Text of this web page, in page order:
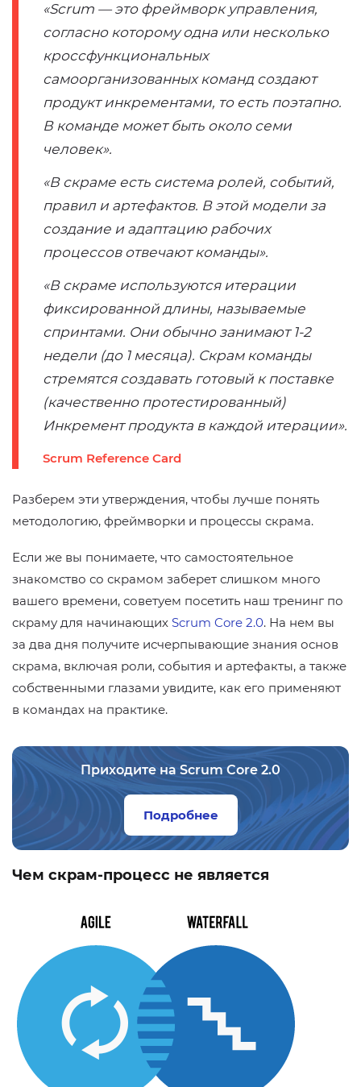
«Scrum — это фреймворк управления,
согласно которому одна или несколько
кроссфункциональных
самоорганизованных команд создают
продукт инкрементами, то есть поэтапно.
В команде может быть около семи
человек».
«В скраме есть система ролей, событий,
правил и артефактов. В этой модели за
создание и адаптацию рабочих
процессов отвечают команды».
«В скраме используются итерации
фиксированной длины, называемые
спринтами. Они обычно занимают 1-2
недели (до 1 месяца). Скрам команды
стремятся создавать готовый к поставке
(качественно протестированный)
Инкремент продукта в каждой итерации».
Scrum Reference Card
Разберем эти утверждения, чтобы лучше понять
методологию, фреймворки и процессы скрама.
Если же вы понимаете, что самостоятельное
знакомство со скрамом заберет слишком много
вашего времени, советуем посетить наш тренинг по
скраму для начинающих Scrum Core 2.0. На нем вы
за два дня получите исчерпывающие знания основ
скрама, включая роли, события и артефакты, а также
собственными глазами увидите, как его применяют
в командах на практике.
Приходите на Scrum Core 2.0
Подробнее
Чем скрам-процесс не является